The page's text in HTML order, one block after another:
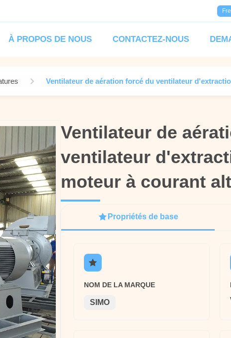
À PROPOS DE NOUS CONTACTEZ-NOUS
Ventilateur de aération forcé du ventilateur
Ventilateur de
ventilateur
moteur à courant
Ventilateur de
ventilateur
moteur à courant
Propriétés de base
NOM DE LA MARQUE
SIMO